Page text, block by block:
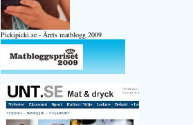
Pickipicki.se - Årets matblogg 2009